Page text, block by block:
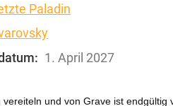
Paladin
1. April 2027
vereiteln und von Grave ist